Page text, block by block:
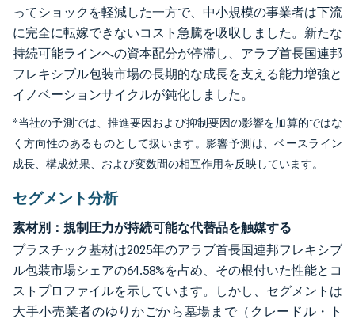
ってショックを軽減した一方で、中小規模の事業者は下流
に完全に転嫁できないコスト急騰を吸収しました。新たな
持続可能ラインへの資本配分が停滞し、アラブ首長国連邦
フレキシブル包装市場の長期的な成長を支える能力増強と
イノベーションサイクルが鈍化しました。
*当社の予測では、推進要因および抑制要因の影響を加算的ではな
く方向性のあるものとして扱います。影響予測は、ベースライン
成長、構成効果、および変数間の相互作用を反映しています。
セグメント分析
素材別：規制圧力が持続可能な代替品を触媒する
プラスチック基材は2025年のアラブ首長国連邦フレキシブ
ル包装市場シェアの64.58%を占め、その根付いた性能とコ
ストプロファイルを示しています。しかし、セグメントは
大手小売業者のゆりかごから墓場まで（クレードル・ト